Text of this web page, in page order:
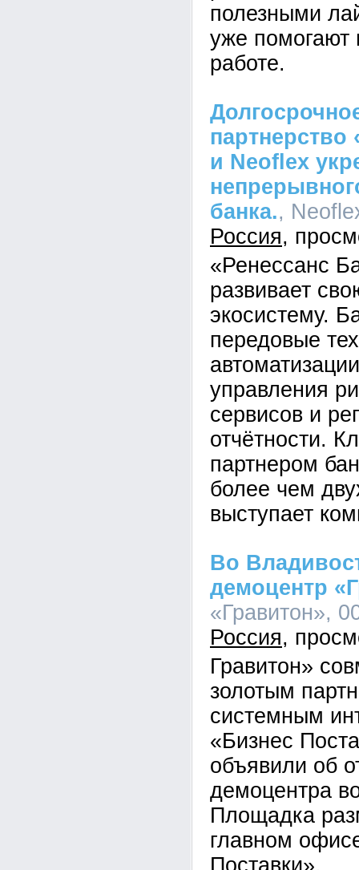
полезными
уже помогают
работе.
партнерство
и Neoflex
банка.,
Россия
«Ренессанс
развивает
экосистему.
передовые
управления
сервисов и
отчётности.
партнером
более чем
выступает
Во
демоцентр
«Гравитон»,
Россия
Гравитон»
золотым
системным
«Бизнес
объявили об
демоцентра
Площадка
главном
Поставки».